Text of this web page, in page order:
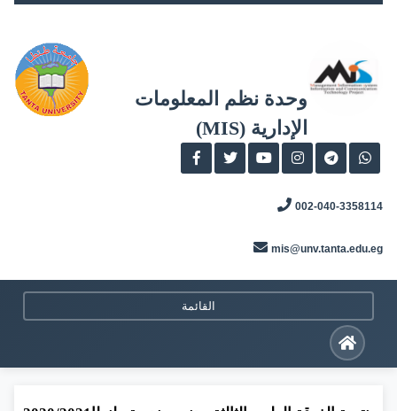
وحدة نظم المعلومات
الإدارية (MIS)
002-040-3358114
mis@unv.tanta.edu.eg
القائمة